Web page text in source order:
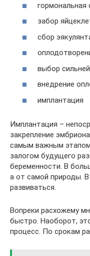
гормональная
забор
сбор
выбор
внедрение
имплантация
Имплантация –
закрепление
самым важным
залогом будущего
беременности. В
а от самой природы. В
развиваться.
Вопреки расхожему
быстро. Наоборот,
процесс. По срокам